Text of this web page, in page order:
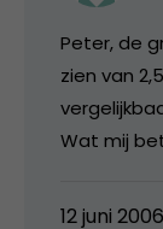
Peter, de
zien van
Wat mij
12 juni